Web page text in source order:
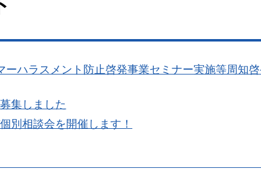
ハラスメント防止啓発事業セミナー実施等周知
集しました
別相談会を開催します！